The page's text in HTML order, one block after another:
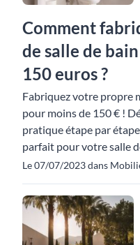
Comment
de salle de
150 euros ?
Fabriquez votre propre
pour moins de 150 € !
pratique étape par
parfait pour votre salle
Le 07/07/2023 dans